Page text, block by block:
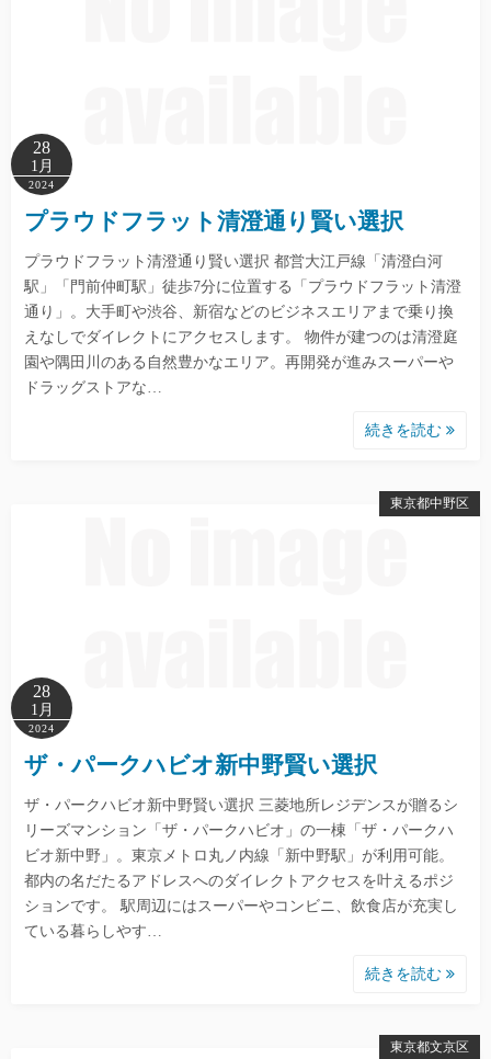
28
1月
2024
プラウドフラット清澄通り賢い選択
プラウドフラット清澄通り賢い選択 都営大江戸線「清澄白河
駅」「門前仲町駅」徒歩7分に位置する「プラウドフラット清澄
通り」。大手町や渋谷、新宿などのビジネスエリアまで乗り換
えなしでダイレクトにアクセスします。 物件が建つのは清澄庭
園や隅田川のある自然豊かなエリア。再開発が進みスーパーや
ドラッグストアな…
続きを読む
東京都中野区
28
1月
2024
ザ・パークハビオ新中野賢い選択
ザ・パークハビオ新中野賢い選択 三菱地所レジデンスが贈るシ
リーズマンション「ザ・パークハビオ」の一棟「ザ・パークハ
ビオ新中野」。東京メトロ丸ノ内線「新中野駅」が利用可能。
都内の名だたるアドレスへのダイレクトアクセスを叶えるポジ
ションです。 駅周辺にはスーパーやコンビニ、飲食店が充実し
ている暮らしやす…
続きを読む
東京都文京区